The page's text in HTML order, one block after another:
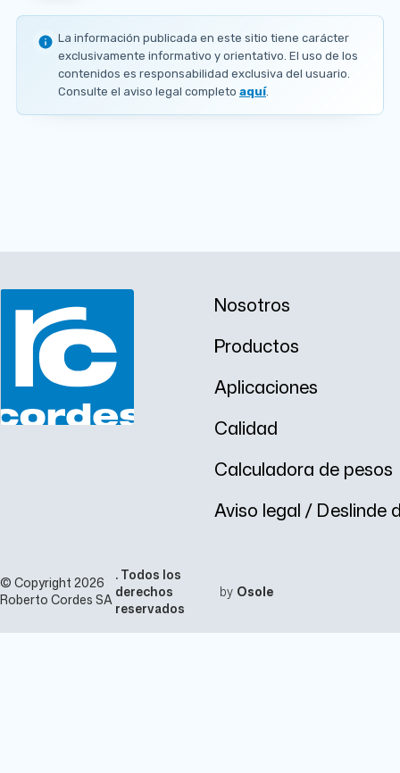
Ø
4
La información publicada en este sitio tiene carácter
exclusivamente informativo y orientativo. El uso de los
contenidos es responsabilidad exclusiva del usuario.
Consulte el aviso legal completo aquí.
Nosotros
Productos
Aplicaciones
Calidad
Calculadora de pesos
Aviso legal / Deslinde
© Copyright 2026
Roberto Cordes SA
. Todos los
derechos
reservados
by Osole